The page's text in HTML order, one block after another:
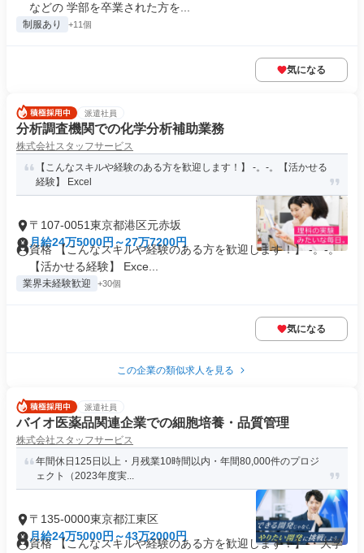
などの 学部を卒業された方を...
制服あり +11個
気になる
派遣社員
分析調査機関での化学分析補助業務
株式会社スタッフサービス
【こんなスキルや経験のある方を歓迎します！】 -。-。【活かせる
経験】 Excel
〒107-0051東京都港区元赤坂
月給24万5000円～27万7200円
資格 【こんなスキルや経験のある方を歓迎します！】 -。-。
【活かせる経験】 Exce...
業界未経験歓迎 +30個
気になる
この企業の類似求人を見る
派遣社員
バイオ医薬品関連企業での細胞培養・品質管理
株式会社スタッフサービス
年間休日125日以上・月残業10時間以内・年間80,000件のプロジ
ェクト（2023年度実...
〒135-0000東京都江東区
月給24万5000円～43万2000円
資格 【こんなスキルや経験のある方を歓迎します！】 ・大学